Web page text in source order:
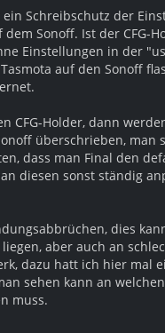
ein Schreibschutz der
Sonoff. Ist der CFG-
Einstellungen in der
auf den Sonoff
CFG-Holder, dann
überschrieben, man
dass man Final den
diesen sonst ständig
dies
aber auch an
dazu hatt ich hier mal
sehen kann an
muss.